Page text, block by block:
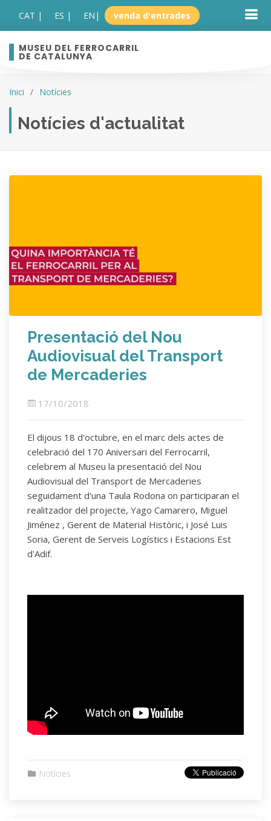
CAT | ES | EN | venda d'entrades
MUSEU DEL FERROCARRIL
DE CATALUNYA
Inici Notícies
Notícies d'actualitat
Presentació del Nou
Audiovisual del Transport
de Mercaderies
17/10/2018
El dijous 18 d'octubre, en el marc dels actes de
celebració del 170 Aniversari del Ferrocarril,
celebrem al Museu la presentació del Nou
Audiovisual del Transport de Mercaderies
seguidament d'una Taula Rodona on participaran el
realitzador del projecte, Yago Camarero, Miguel
Jiménez , Gerent de Material Històric, i José Luis
Soria, Gerent de Serveis Logístics i Estacions Est
d'Adif.
Notícies